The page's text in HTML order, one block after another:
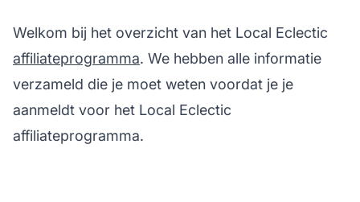
Welkom bij het overzicht van het Local Eclectic
affiliateprogramma. We hebben alle informatie
verzameld die je moet weten voordat je je
aanmeldt voor het Local Eclectic
affiliateprogramma.